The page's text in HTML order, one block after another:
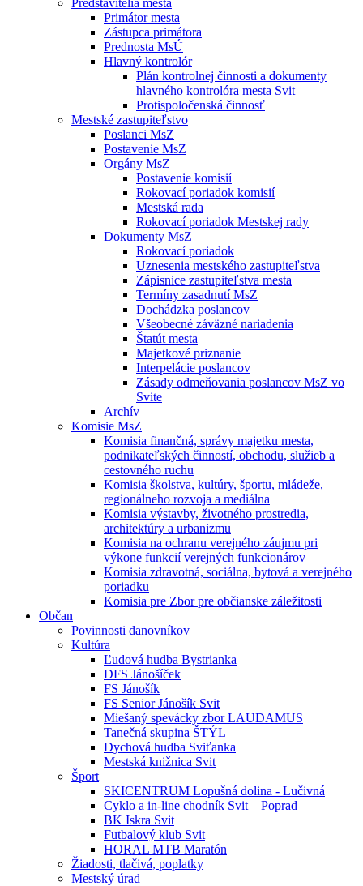
Predstavitelia mesta
Primátor mesta
Zástupca primátora
Prednosta MsÚ
Hlavný kontrolór
Plán kontrolnej činnosti a dokumenty
hlavného kontrolóra mesta Svit
Protispoločenská činnosť
Mestské zastupiteľstvo
Poslanci MsZ
Postavenie MsZ
Orgány MsZ
Postavenie komisií
Rokovací poriadok komisií
Mestská rada
Rokovací poriadok Mestskej rady
Dokumenty MsZ
Rokovací poriadok
Uznesenia mestského zastupiteľstva
Zápisnice zastupiteľstva mesta
Termíny zasadnutí MsZ
Dochádzka poslancov
Všeobecné záväzné nariadenia
Štatút mesta
Majetkové priznanie
Interpelácie poslancov
Zásady odmeňovania poslancov MsZ vo
Svite
Archív
Komisie MsZ
Komisia finančná, správy majetku mesta,
podnikateľských činností, obchodu, služieb a
cestovného ruchu
Komisia školstva, kultúry, športu, mládeže,
regionálneho rozvoja a mediálna
Komisia výstavby, životného prostredia,
architektúry a urbanizmu
Komisia na ochranu verejného záujmu pri
výkone funkcií verejných funkcionárov
Komisia zdravotná, sociálna, bytová a verejného
poriadku
Komisia pre Zbor pre občianske záležitosti
Občan
Povinnosti danovníkov
Kultúra
Ľudová hudba Bystrianka
DFS Jánošíček
FS Jánošík
FS Senior Jánošík Svit
Miešaný spevácky zbor LAUDAMUS
Tanečná skupina ŠTÝL
Dychová hudba Sviťanka
Mestská knižnica Svit
Šport
SKICENTRUM Lopušná dolina - Lučivná
Cyklo a in-line chodník Svit – Poprad
BK Iskra Svit
Futbalový klub Svit
HORAL MTB Maratón
Žiadosti, tlačivá, poplatky
Mestský úrad